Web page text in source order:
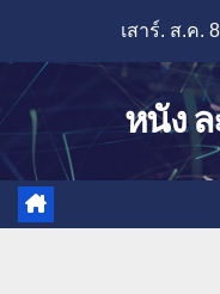
content
เสาร์. ส.ค.
หนัง